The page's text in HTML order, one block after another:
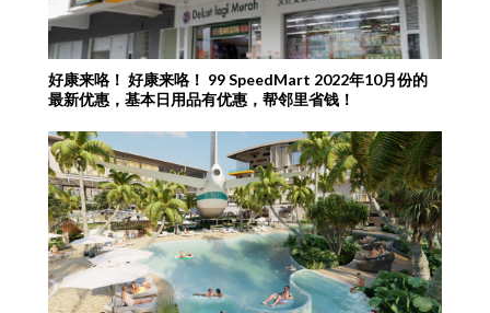
好康来咯！ 好康来咯！ 99 SpeedMart 2022年10月份的
最新优惠，基本日用品有优惠，帮邻里省钱！